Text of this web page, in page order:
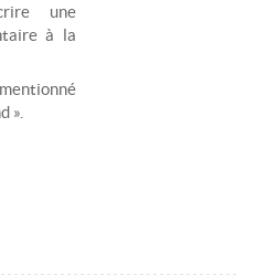
une
à la
».